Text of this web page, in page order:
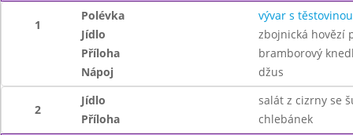
1
Polévka
vývar s těstovinou
Jídlo
zbojnická hovězí
Příloha
bramborový
Nápoj
džus
2
Jídlo
salát z cizrny se
Příloha
chlebánek